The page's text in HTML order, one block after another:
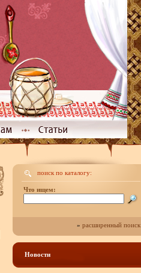
поиск по каталогу:
Что ищем:
» расширенный поиск
Новости